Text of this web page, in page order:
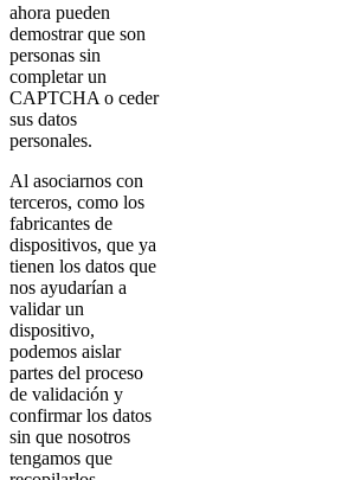
ahora pueden
demostrar que son
personas sin
completar un
CAPTCHA o ceder
sus datos
personales.
Al asociarnos con
terceros, como los
fabricantes de
dispositivos, que ya
tienen los datos que
nos ayudarían a
validar un
dispositivo,
podemos aislar
partes del proceso
de validación y
confirmar los datos
sin que nosotros
tengamos que